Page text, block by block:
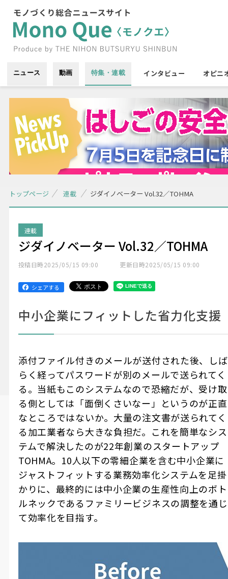
ニュース 動画 特集・連載 インタビュー オピニ
トップページ 連載 ジダイノベーター Vol.32／TOHMA
連載
ジダイノベーター Vol.32／TOHMA
投稿日時2025/05/15 09:00 更新日時2025/05/15 09:00
シェアする
中小企業にフィットした省力化支援
添付ファイル付きのメールが送付された後、しば
らく経ってパスワードが別のメールで送られてく
る。当紙もこのシステムなので恐縮だが、受け取
る側としては「面倒くさいなー」というのが正直
なところではないか。大量の注文書が送られてく
る加工業者なら大きな負担だ。これを簡単なシス
テムで解決したのが22年創業のスタートアップ
TOHMA。10人以下の零細企業を含む中小企業に
ジャストフィットする業務効率化システムを足掛
かりに、最終的には中小企業の生産性向上のボト
ルネックであるファミリービジネスの調整を通じ
て効率化を目指す。